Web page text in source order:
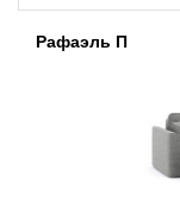
Рафаэль П